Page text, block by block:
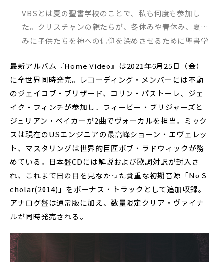
VBSとは夏の聖書学校のことで、私も何度も参加し
た。クリスチャンの親たちが、冬休みや春休み、夏休
みに子供たちを神への信仰を深めさせるために聖書学
だり、「御霊の実」のサンドアートや(純潔を誓う)ピ
ュリティリングと言った、使い物にならない工芸品や
トーテムなどを持って帰ってくる。この曲は、『Ho
me Video』をレコーディングするためにナッシュビ
ルに向かう途中のバンの中から、教会の外にあった子
供向けの健全な教会キャンプの広告看板が見えた時に
書いたの。私の初めてのボーイフレンドは聖書学校で
知り合った子で、イエス・キリストよりもスレイヤー
とマリファナが大好きな悪ガキだった。私は彼を救う
ことを自分の使命だと思い、ドラッグをやめさせよう
とした。ああ、私はなんてダサかったんだろう！
最新アルバム『Home Video』は2021年6月25日（金）
に全世界同時発売。レコーディング・メンバーには不動
のジェイコブ・ブリザード、コリン・パストーレ、ジェ
イク・フィンチが参加し、フィービー・ブリジャーズと
ジュリアン・ベイカーが2曲でヴォーカルを担当。ミック
スは現在のUSエンジニアの最高峰ショーン・エヴェレッ
ト、マスタリングは世界的巨匠ボブ・ラドウィックが務
めている。日本盤CDには解説および歌詞対訳が封入さ
れ、これまで日の目を見なかった貴重な初期音源「No S
cholar(2014)」をボーナス・トラックとして追加収録。
アナログ盤は通常版に加え、数量限定クリア・ヴァイナ
ルが同時発売される。